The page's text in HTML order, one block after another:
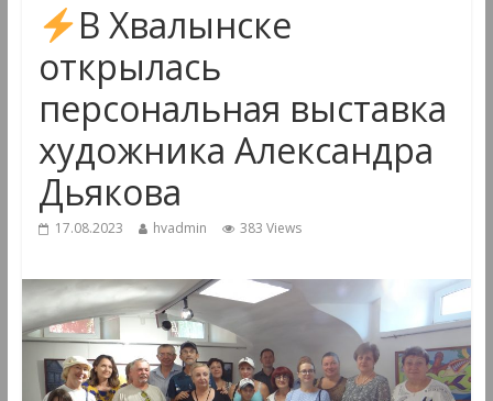
В Хвалынске
открылась
персональная выставка
художника Александра
Дьякова
17.08.2023 hvadmin 383 Views